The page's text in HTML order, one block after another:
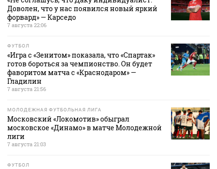
Доволен, что у нас появился новый яркий
форвард» — Карседо
7 августа 22:06
ФУТБОЛ
«Игра с «Зенитом» показала, что «Спартак»
готов бороться за чемпионство. Он будет
фаворитом матча с «Краснодаром» —
Гладилин
7 августа 21:56
МОЛОДЕЖНАЯ ФУТБОЛЬНАЯ ЛИГА
Московский «Локомотив» обыграл
московское «Динамо» в матче Молодежной
лиги
7 августа 21:03
ФУТБОЛ